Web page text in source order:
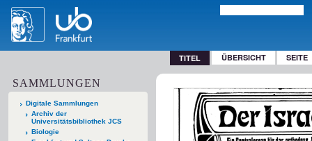
TITEL ÜBERSICHT SEITE
SAMMLUNGEN
Digitale Sammlungen
Archiv der
Universitätsbibliothek JCS
Biologie